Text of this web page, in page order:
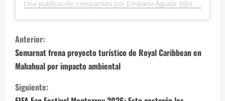
S
i
g
Anterior:
Semarnat frena proyecto turístico de Royal Caribbean en
Mahahual por impacto ambiental
Siguiente: